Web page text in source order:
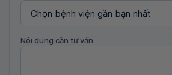
Nội dung cần tư vấn